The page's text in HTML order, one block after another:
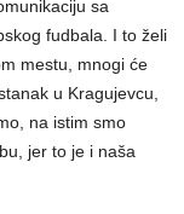
sa
fudbala. I to želi
mestu, mnogi će
u Kragujevcu,
na istim smo
jer to je i naša